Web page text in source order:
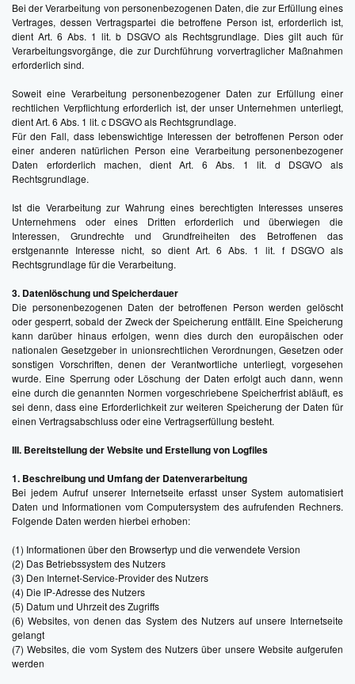
Bei der Verarbeitung von personenbezogenen Daten, die zur Erfüllung eines
Vertrages, dessen Vertragspartei die betroffene Person ist, erforderlich ist,
dient Art. 6 Abs. 1 lit. b DSGVO als Rechtsgrundlage. Dies gilt auch für
Verarbeitungsvorgänge, die zur Durchführung vorvertraglicher Maßnahmen
erforderlich sind.
Soweit eine Verarbeitung personenbezogener Daten zur Erfüllung einer
rechtlichen Verpflichtung erforderlich ist, der unser Unternehmen unterliegt,
dient Art. 6 Abs. 1 lit. c DSGVO als Rechtsgrundlage.
Für den Fall, dass lebenswichtige Interessen der betroffenen Person oder
einer anderen natürlichen Person eine Verarbeitung personenbezogener
Daten erforderlich machen, dient Art. 6 Abs. 1 lit. d DSGVO als
Rechtsgrundlage.
Ist die Verarbeitung zur Wahrung eines berechtigten Interesses unseres
Unternehmens oder eines Dritten erforderlich und überwiegen die
Interessen, Grundrechte und Grundfreiheiten des Betroffenen das
erstgenannte Interesse nicht, so dient Art. 6 Abs. 1 lit. f DSGVO als
Rechtsgrundlage für die Verarbeitung.
3. Datenlöschung und Speicherdauer
Die personenbezogenen Daten der betroffenen Person werden gelöscht
oder gesperrt, sobald der Zweck der Speicherung entfällt. Eine Speicherung
kann darüber hinaus erfolgen, wenn dies durch den europäischen oder
nationalen Gesetzgeber in unionsrechtlichen Verordnungen, Gesetzen oder
sonstigen Vorschriften, denen der Verantwortliche unterliegt, vorgesehen
wurde. Eine Sperrung oder Löschung der Daten erfolgt auch dann, wenn
eine durch die genannten Normen vorgeschriebene Speicherfrist abläuft, es
sei denn, dass eine Erforderlichkeit zur weiteren Speicherung der Daten für
einen Vertragsabschluss oder eine Vertragserfüllung besteht.
III. Bereitstellung der Website und Erstellung von Logfiles
1. Beschreibung und Umfang der Datenverarbeitung
Bei jedem Aufruf unserer Internetseite erfasst unser System automatisiert
Daten und Informationen vom Computersystem des aufrufenden Rechners.
Folgende Daten werden hierbei erhoben:
(1) Informationen über den Browsertyp und die verwendete Version
(2) Das Betriebssystem des Nutzers
(3) Den Internet-Service-Provider des Nutzers
(4) Die IP-Adresse des Nutzers
(5) Datum und Uhrzeit des Zugriffs
(6) Websites, von denen das System des Nutzers auf unsere Internetseite
gelangt
(7) Websites, die vom System des Nutzers über unsere Website aufgerufen
werden